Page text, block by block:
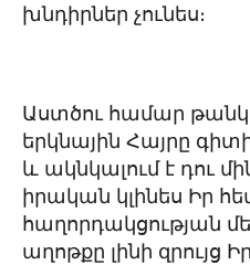
խնդիրներ չունես։
Աստծու համար թանկ
երկնային Հայրը
և ակնկալում է դու
իրական կլինես Իր
հաղորդակցության
աղոթքը լինի զրույց